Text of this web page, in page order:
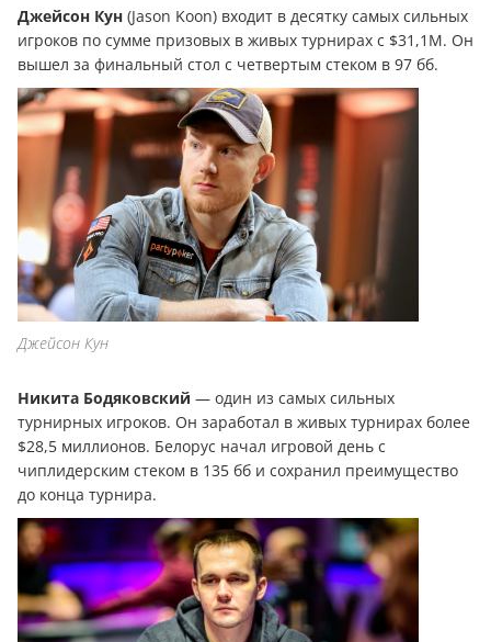
Джейсон Кун (Jason Koon) входит в десятку самых сильных
игроков по сумме призовых в живых турнирах с $31,1M. Он
вышел за финальный стол с четвертым стеком в 97 бб.
Джейсон Кун
Никита Бодяковский — один из самых сильных
турнирных игроков. Он заработал в живых турнирах более
$28,5 миллионов. Белорус начал игровой день с
чиплидерским стеком в 135 бб и сохранил преимущество
до конца турнира.